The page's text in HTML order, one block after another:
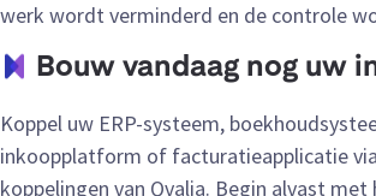
werk wordt verminderd en de controle
Bouw vandaag nog uw
Koppel uw ERP-systeem,
inkoopplatform of facturatieapplicatie via
koppelingen van Qvalia. Begin alvast